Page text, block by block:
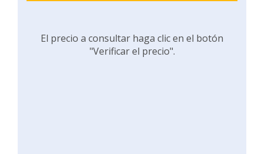
El precio a consultar haga clic en el botón
"Verificar el precio".